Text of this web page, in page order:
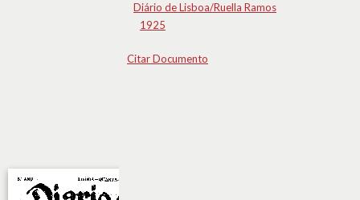
Diário de Lisboa/Ruella Ramos
1925
Citar Documento